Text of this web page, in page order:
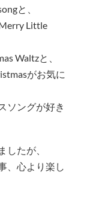
と、
Little
Waltzと、
がお気に
ソングが好き
したが、
心より楽し